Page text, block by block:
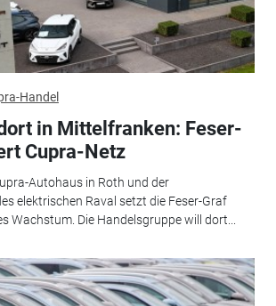
Handel
in Mittelfranken: Feser-
Cupra-Netz
Autohaus in Roth und der
elektrischen Raval setzt die Feser-Graf
Wachstum. Die Handelsgruppe will dort...